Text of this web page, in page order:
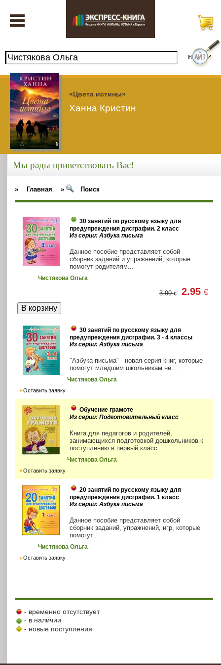
«Цвета истины»
Ханна Кристин
Мы рады приветствовать Вас!
» Главная » Поиск
30 занятий по русскому языку для
предупреждения дисграфии. 2 класс
Из серии: Азбука письма
Данное пособие представляет собой
сборник заданий и упражнений, которые
помогут родителям...
Чистякова Ольга
3.90€ 2.95€
30 занятий по русскому языку для
предупреждения дисграфии. 3 - 4 классы
Из серии: Азбука письма
"Азбука письма" - новая серия книг, которые
помогут младшим школьникам не...
Чистякова Ольга
Оставить заявку
Обучение грамоте
Из серии: Подготовительный класс
Книга для педагогов и родителей,
занимающихся подготовкой дошкольников к
поступлению в первый класс...
Чистякова Ольга
Оставить заявку
20 занятий по русскому языку для
предупреждения дисграфии. 1 класс
Из серии: Азбука письма
Данное пособие представляет собой
сборник заданий, упражнений, игр, которые
помогут...
Чистякова Ольга
Оставить заявку
- временно отсутствует
- в наличии
- новые поступления